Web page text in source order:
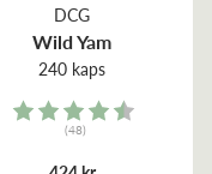
DCG
Wild Yam
240 kaps
Rating:
(48)